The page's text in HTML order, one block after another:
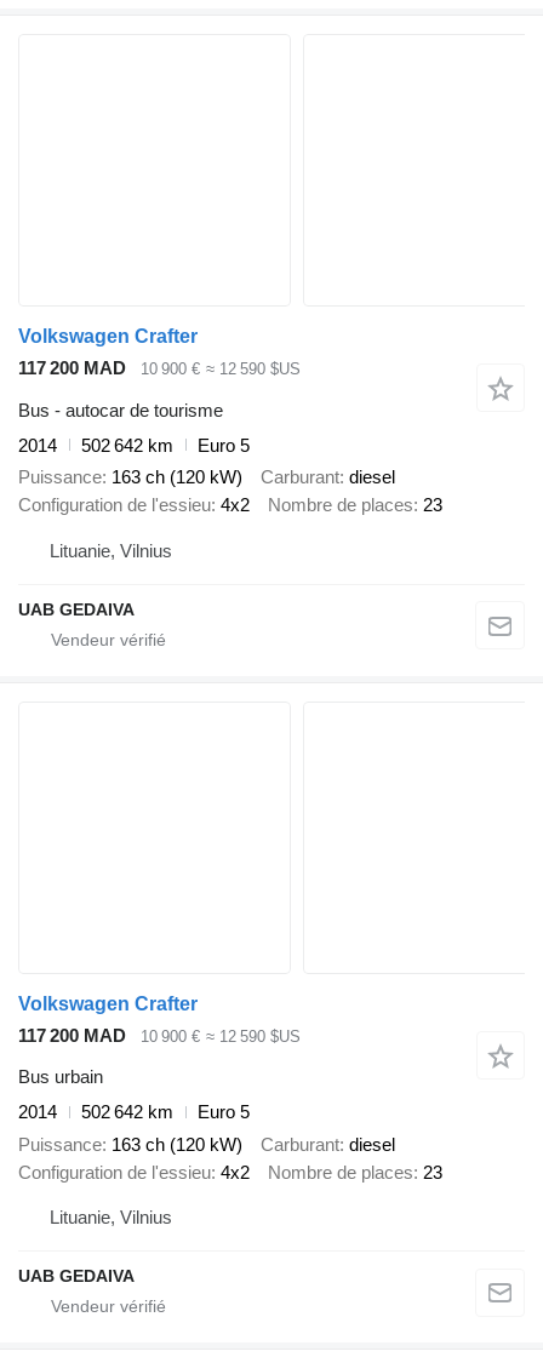
Volkswagen Crafter
117 200 MAD
10 900 € ≈ 12 590 $US
Bus - autocar de tourisme
2014
502 642 km
Euro 5
Puissance 163 ch (120 kW) Carburant diesel
Configuration de l'essieu 4x2 Nombre de places 23
Lituanie, Vilnius
UAB GEDAIVA
Volkswagen Crafter
117 200 MAD
10 900 € ≈ 12 590 $US
Bus urbain
2014
502 642 km
Euro 5
Puissance 163 ch (120 kW) Carburant diesel
Configuration de l'essieu 4x2 Nombre de places 23
Lituanie, Vilnius
UAB GEDAIVA